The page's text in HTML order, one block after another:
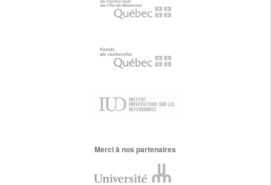
Merci à nos partenaires